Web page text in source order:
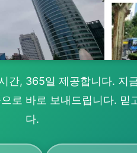
간, 365일 제공합니다. 지
로 바로 보내드립니다. 믿
다.